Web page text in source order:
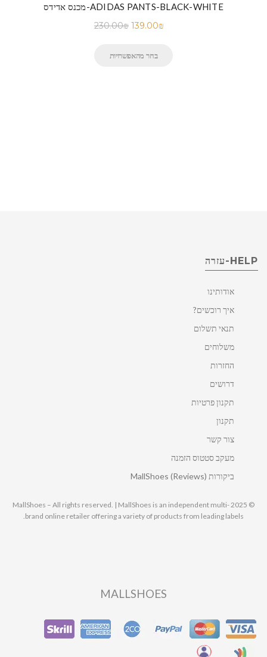
מכנס אדידס-ADIDAS PANTS-BLACK-WHITE
230.00₪ 139.00₪
בחר מהאפשרויות
HELP-עזרה
אודותינו
איך רוכשים?
תנאי תשלום
משלוחים
החזרות
דרושים
תקנון פרטיות
תקנון
צור קשר
מעקב סטטוס הזמנה
ביקורות MallShoes (Reviews)
© 2025 MallShoes – All rights reserved. | MallShoes is an independent multi-
brand online retailer offering a variety of products from leading labels.
MALLSHOES